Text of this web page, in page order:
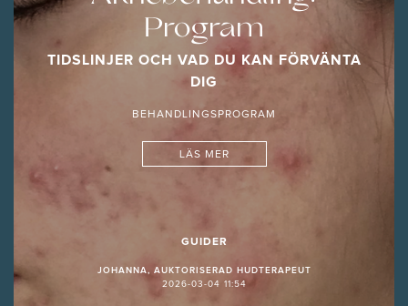
Program
TIDSLINJER OCH VAD DU KAN FÖRVÄNTA
DIG
BEHANDLINGSPROGRAM
LÄS MER
GUIDER
JOHANNA, AUKTORISERAD HUDTERAPEUT
2026-03-04 11:54